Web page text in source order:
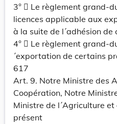
3°  Le règlement grand-
licences applicable aux
à la suite de l´adhésion
4°  Le règlement grand-
´exportation de certains
617
Art. 9. Notre Ministre des
Coopération, Notre
Ministre de l´Agriculture
présent